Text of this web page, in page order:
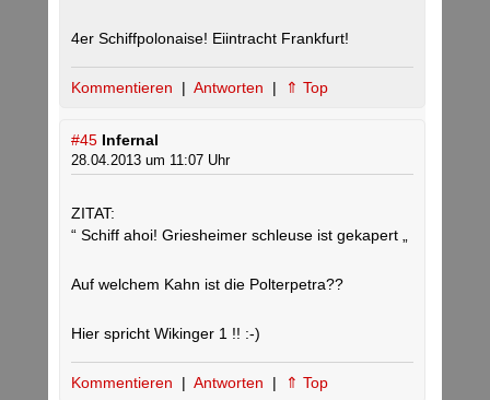
4er Schiffpolonaise! Eiintracht Frankfurt!
Kommentieren | Antworten | ⇑ Top
#45 Infernal
28.04.2013 um 11:07 Uhr
ZITAT:
“ Schiff ahoi! Griesheimer schleuse ist gekapert „
Auf welchem Kahn ist die Polterpetra??
Hier spricht Wikinger 1 !! :-)
Kommentieren | Antworten | ⇑ Top